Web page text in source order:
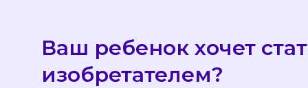
Ваш ребенок хочет
изобретателем?